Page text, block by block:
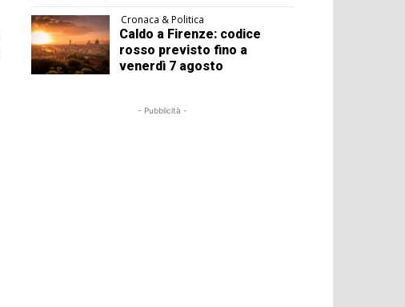
Cronaca & Politica
Caldo a Firenze: codice
rosso previsto fino a
venerdì 7 agosto
- Pubblicità -